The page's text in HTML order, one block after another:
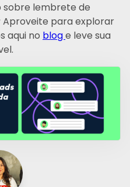
sobre lembrete de
para explorar
aqui no bloge leve sua